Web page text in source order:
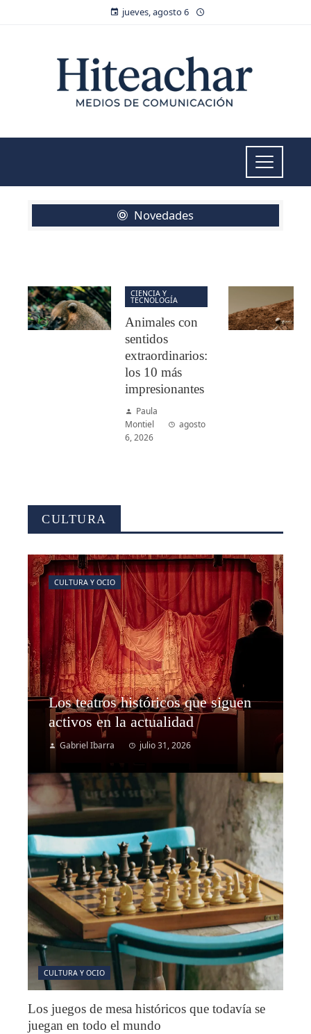
jueves, agosto 6
Novedades
CIENCIA Y
TECNOLOGÍA
Animales con
sentidos
extraordinarios:
los 10 más
impresionantes
Paula
Montiel
agosto
6, 2026
CULTURA
Los teatros históricos que siguen
activos en la actualidad
Gabriel Ibarra julio 31, 2026
CULTURA Y OCIO
CULTURA Y OCIO
Los juegos de mesa históricos que todavía se
juegan en todo el mundo